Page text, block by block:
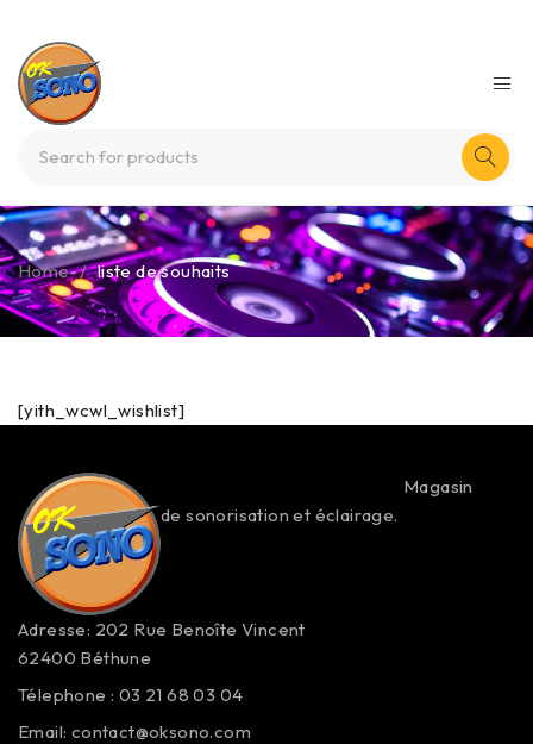
Home / liste de souhaits
[yith_wcwl_wishlist]
Magasin
de sonorisation et éclairage.
Adresse: 202 Rue Benoîte Vincent
62400 Béthune
Télephone : 03 21 68 03 04
Email: contact@oksono.com